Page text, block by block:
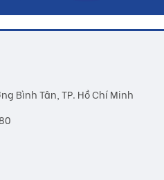
Bình Tân, TP. Hồ Chí Minh